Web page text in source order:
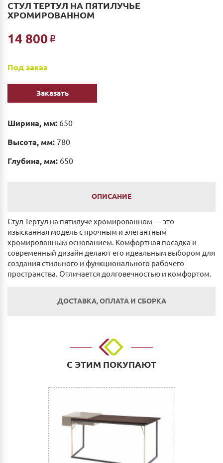
СТУЛ ТЕРТУЛ НА ПЯТИЛУЧЬЕ
ХРОМИРОВАННОМ
14 800 Р
Под заказ
Заказать
Ширина, мм: 650
Высота, мм: 780
Глубина, мм: 650
ОПИСАНИЕ
Стул Тертул на пятилуче хромированном — это
изысканная модель с прочным и элегантным
хромированным основанием. Комфортная посадка и
современный дизайн делают его идеальным выбором для
создания стильного и функционального рабочего
пространства. Отличается долговечностью и комфортом.
ДОСТАВКА, ОПЛАТА И СБОРКА
Наличным и безналичным расчетом в салоне по
адресу: г. Нижний Новгород, ул. Невзоровых, д.64,
расчетный счет. Для физических и юридических лиц.
Сбербанк Онлайн.
Как оплатить:
Вы можете заполнить реквизиты при оформлении
покупки в Корзине на сайте или прислать их нам на
электронную почту (почта сайта)
С ЭТИМ ПОКУПАЮТ